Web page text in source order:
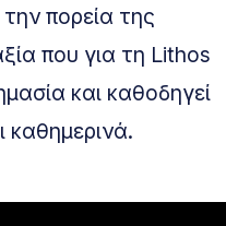
πορεία της
που για τη Lithos
και καθοδηγεί
καθημερινά.